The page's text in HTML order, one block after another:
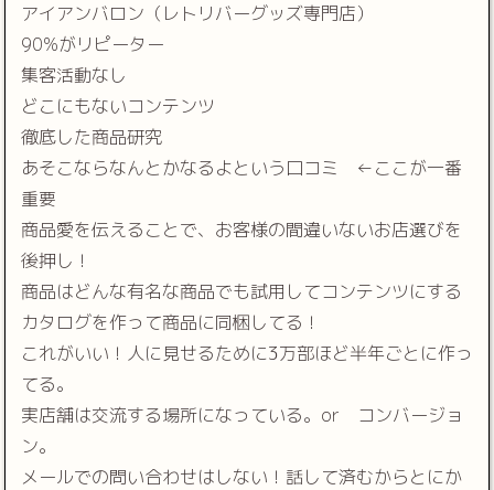
アイアンバロン（レトリバーグッズ専門店）
90%がリピーター
集客活動なし
どこにもないコンテンツ
徹底した商品研究
あそこならなんとかなるよという口コミ ←ここが一番
重要
商品愛を伝えることで、お客様の間違いないお店選びを
後押し！
商品はどんな有名な商品でも試用してコンテンツにする
カタログを作って商品に同梱してる！
これがいい！人に見せるために3万部ほど半年ごとに作っ
てる。
実店舗は交流する場所になっている。or コンバージョ
ン。
メールでの問い合わせはしない！話して済むからとにか